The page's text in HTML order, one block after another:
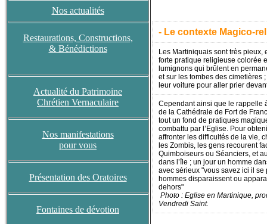
Nos actualités
Restaurations, Constructions,
& Bénédictions
Actualité du Patrimoine
Chrétien Vernaculaire
Nos manifestations
pour vous
Présentation des Oratoires
Fontaines de dévotion
- Le contexte Magico-
Les Martiniquais sont très pieux,
forte pratique religieuse colorée
lumignons qui brûlent en
et sur les tombes des cimetières
leur voiture pour aller prier
Cependant ainsi que le rappelle
de la Cathédrale de Fort de
tout un fond de pratiques
combattu par l’Eglise. Pour
affronter les difficultés de la vie,
les Zombis, les gens recourent
Quimboiseurs ou Séanciers, et
dans l’île ; un jour un homme
avec sérieux "vous savez ici il
hommes disparaissent ou
dehors"
Photo : Eglise en Martinique,
Vendredi Saint.